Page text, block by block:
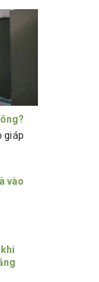
giáp
vào